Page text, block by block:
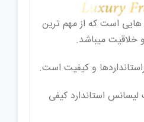
هایی است که از مهم ترین
خلاقیت میباشد.
و کیفیت است.
استاندارد کیفی